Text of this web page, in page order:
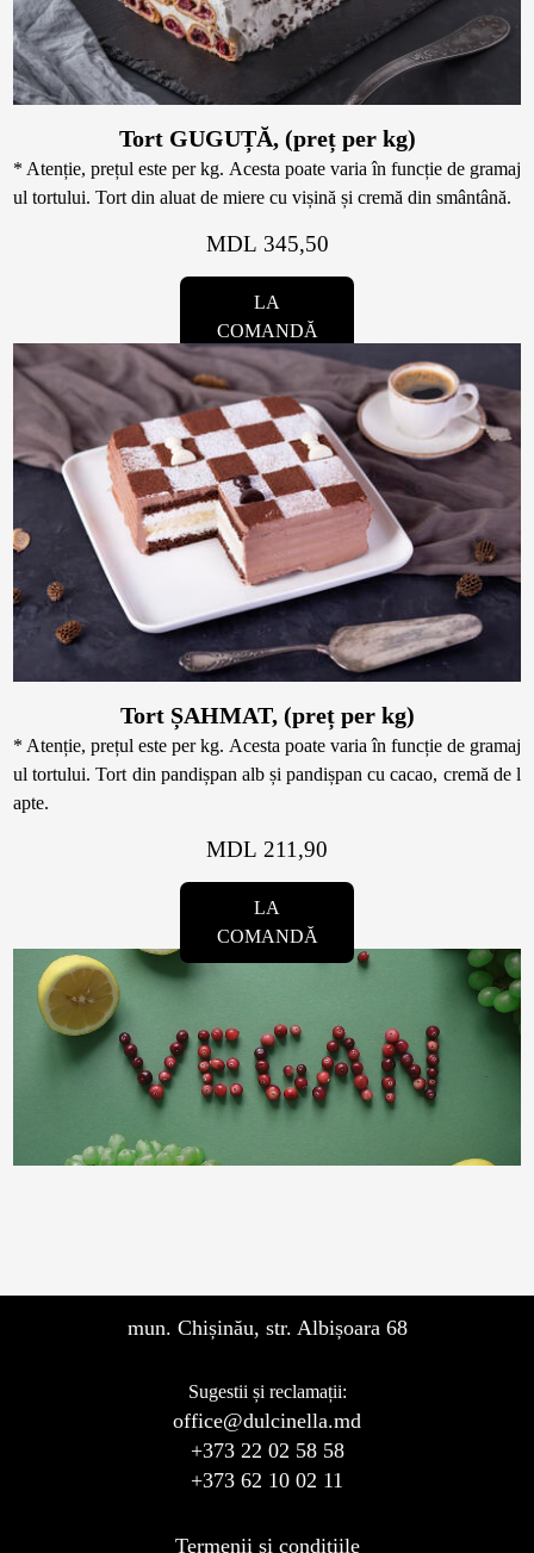
Tort GUGUȚĂ, (preț per kg)
* Atenție, prețul este per kg. Acesta poate varia în funcție de gramaj
ul tortului. Tort din aluat de miere cu vișină și cremă din smântână.
MDL 345,50
LA
COMANDĂ
Tort ȘAHMAT, (preț per kg)
* Atenție, prețul este per kg. Acesta poate varia în funcție de gramaj
ul tortului. Tort din pandișpan alb și pandișpan cu cacao, cremă de l
apte.
MDL 211,90
LA
COMANDĂ
mun. Chișinău, str. Albișoara 68
Sugestii și reclamații:
office@dulcinella.md
+373 22 02 58 58
+373 62 10 02 11
Termenii și condițiile